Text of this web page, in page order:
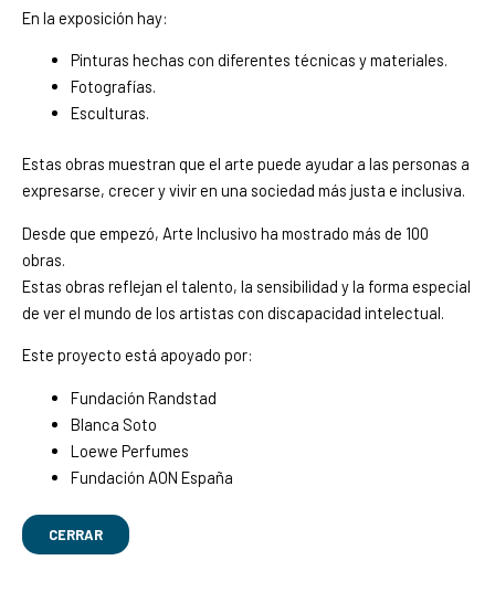
En la exposición hay:
Pinturas hechas con diferentes técnicas y materiales.
Fotografías.
Esculturas.
Estas obras muestran que el arte puede ayudar a las personas a
expresarse, crecer y vivir en una sociedad más justa e inclusiva.
Desde que empezó, Arte Inclusivo ha mostrado más de 100
obras.
Estas obras reflejan el talento, la sensibilidad y la forma especial
de ver el mundo de los artistas con discapacidad intelectual.
Este proyecto está apoyado por:
Fundación Randstad
Blanca Soto
Loewe Perfumes
Fundación AON España
CERRAR